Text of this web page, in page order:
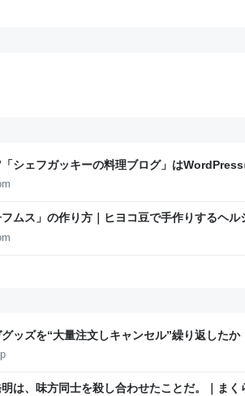
シェフガッキーの料理ブログ」はWordPress
by Chef Gakky
フムス」の作り方｜ヒヨコ豆で手作りするヘル
by Chef Gakky
ッズを“大量注文しキャンセル”繰り返した
年8月6日掲載）｜日テレNEWS NNN
は、味方同士を殺し合わせたことだ。｜まく